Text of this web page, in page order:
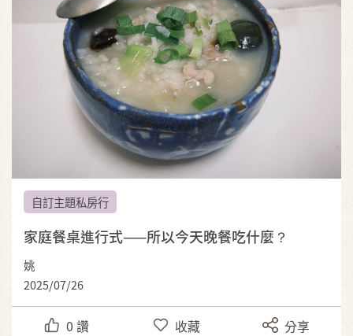
自訂主題私房行
家庭餐桌進行式——所以今天晚餐吃什麼？
姚
2025/07/26
0 讚 收藏 分享